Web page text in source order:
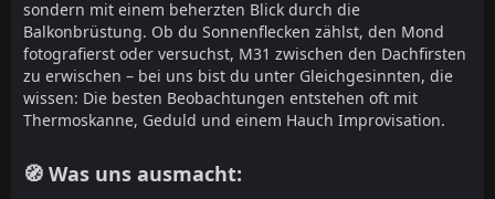
sondern mit einem beherzten Blick durch die
Balkonbrüstung. Ob du Sonnenflecken zählst, den Mond
fotografierst oder versuchst, M31 zwischen den Dachfirsten
zu erwischen – bei uns bist du unter Gleichgesinnten, die
wissen: Die besten Beobachtungen entstehen oft mit
Thermoskanne, Geduld und einem Hauch Improvisation.
🧭 Was uns ausmacht: